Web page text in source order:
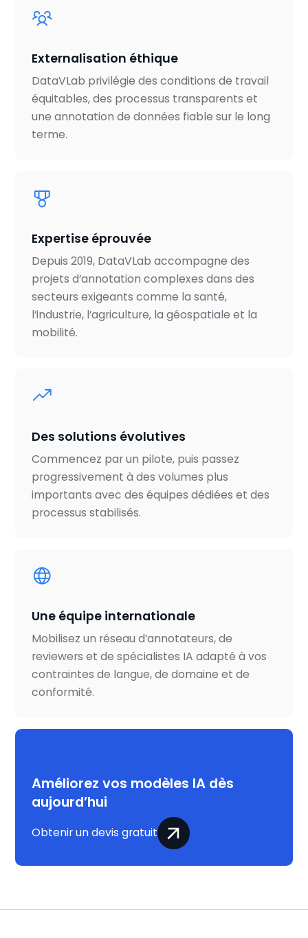
Externalisation éthique
DataVLab privilégie des conditions de travail
équitables, des processus transparents et
une annotation de données fiable sur le long
terme.
Expertise éprouvée
Depuis 2019, DataVLab accompagne des
projets d’annotation complexes dans des
secteurs exigeants comme la santé,
l’industrie, l’agriculture, la géospatiale et la
mobilité.
Des solutions évolutives
Commencez par un pilote, puis passez
progressivement à des volumes plus
importants avec des équipes dédiées et des
processus stabilisés.
Une équipe internationale
Mobilisez un réseau d’annotateurs, de
reviewers et de spécialistes IA adapté à vos
contraintes de langue, de domaine et de
conformité.
Améliorez vos modèles IA dès
aujourd’hui
Obtenir un devis gratuit